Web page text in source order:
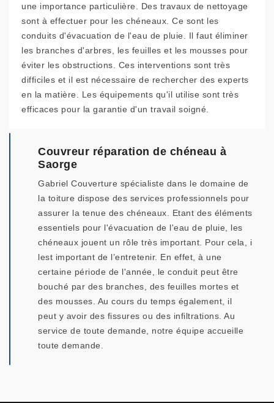
une importance particulière. Des travaux de nettoyage
sont à effectuer pour les chéneaux. Ce sont les
conduits d'évacuation de l'eau de pluie. Il faut éliminer
les branches d'arbres, les feuilles et les mousses pour
éviter les obstructions. Ces interventions sont très
difficiles et il est nécessaire de rechercher des experts
en la matière. Les équipements qu'il utilise sont très
efficaces pour la garantie d'un travail soigné.
Couvreur réparation de chéneau à
Saorge
Gabriel Couverture spécialiste dans le domaine de
la toiture dispose des services professionnels pour
assurer la tenue des chéneaux. Etant des éléments
essentiels pour l'évacuation de l'eau de pluie, les
chéneaux jouent un rôle très important. Pour cela, i
lest important de l’entretenir. En effet, à une
certaine période de l'année, le conduit peut être
bouché par des branches, des feuilles mortes et
des mousses. Au cours du temps également, il
peut y avoir des fissures ou des infiltrations. Au
service de toute demande, notre équipe accueille
toute demande.